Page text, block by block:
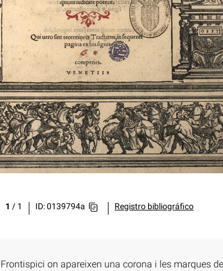
1 / 1 ID: 0139794a Registro bibliográfico
Frontispici on apareixen una corona i les marques